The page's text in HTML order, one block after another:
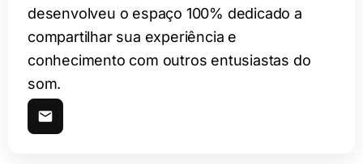
desenvolveu o espaço 100% dedicado a
compartilhar sua experiência e
conhecimento com outros entusiastas do
som.